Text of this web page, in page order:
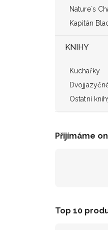
Nature´s
Kapitán
KNIHY
Kuchařky
Ostatní
Přijímáme
Top 10